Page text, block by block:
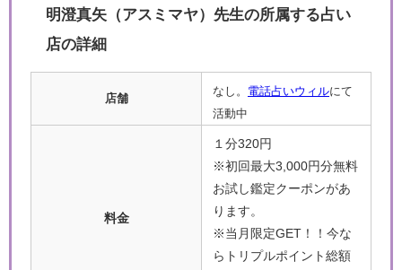
明澄真矢（アスミマヤ）先生の所属する占い
店の詳細
店舗
なし。 電話占いウィルにて
活動中
料金
１分320円
※初回最大3,000円分無料
お試し鑑定クーポンがあ
ります。
※当月限定GET！！今な
らトリプルポイント総額